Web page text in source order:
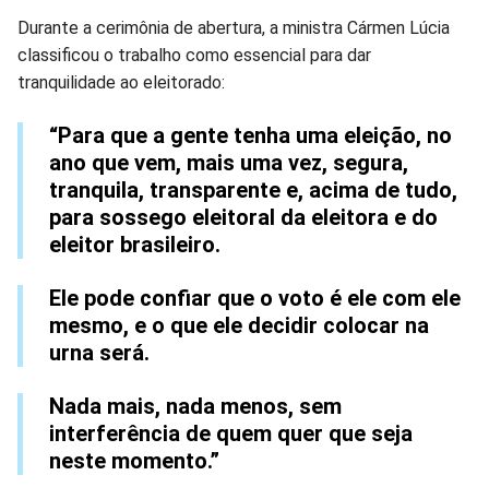
Durante a cerimônia de abertura, a ministra Cármen Lúcia
classificou o trabalho como essencial para dar
tranquilidade ao eleitorado:
“Para que a gente tenha uma eleição, no
ano que vem, mais uma vez, segura,
tranquila, transparente e, acima de tudo,
para sossego eleitoral da eleitora e do
eleitor brasileiro.
Ele pode confiar que o voto é ele com ele
mesmo, e o que ele decidir colocar na
urna será.
Nada mais, nada menos, sem
interferência de quem quer que seja
neste momento.”